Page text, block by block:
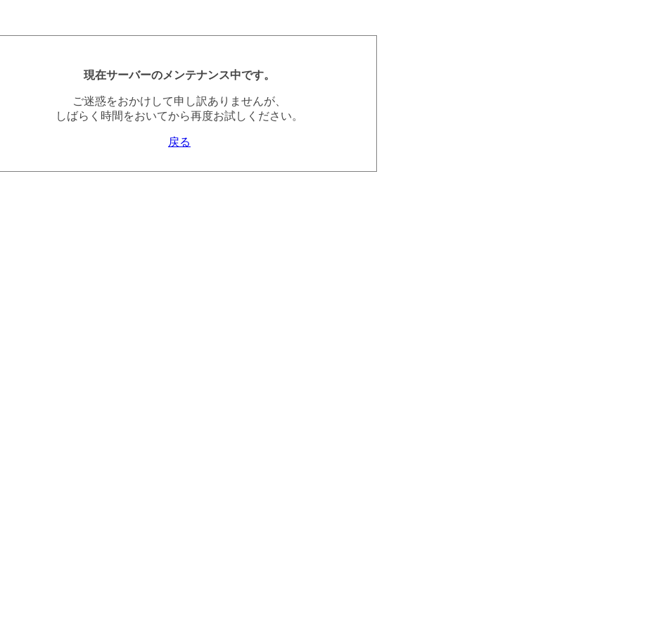
現在サーバーのメンテナンス中です。
ご迷惑をおかけして申し訳ありませんが、
しばらく時間をおいてから再度お試しください。
戻る